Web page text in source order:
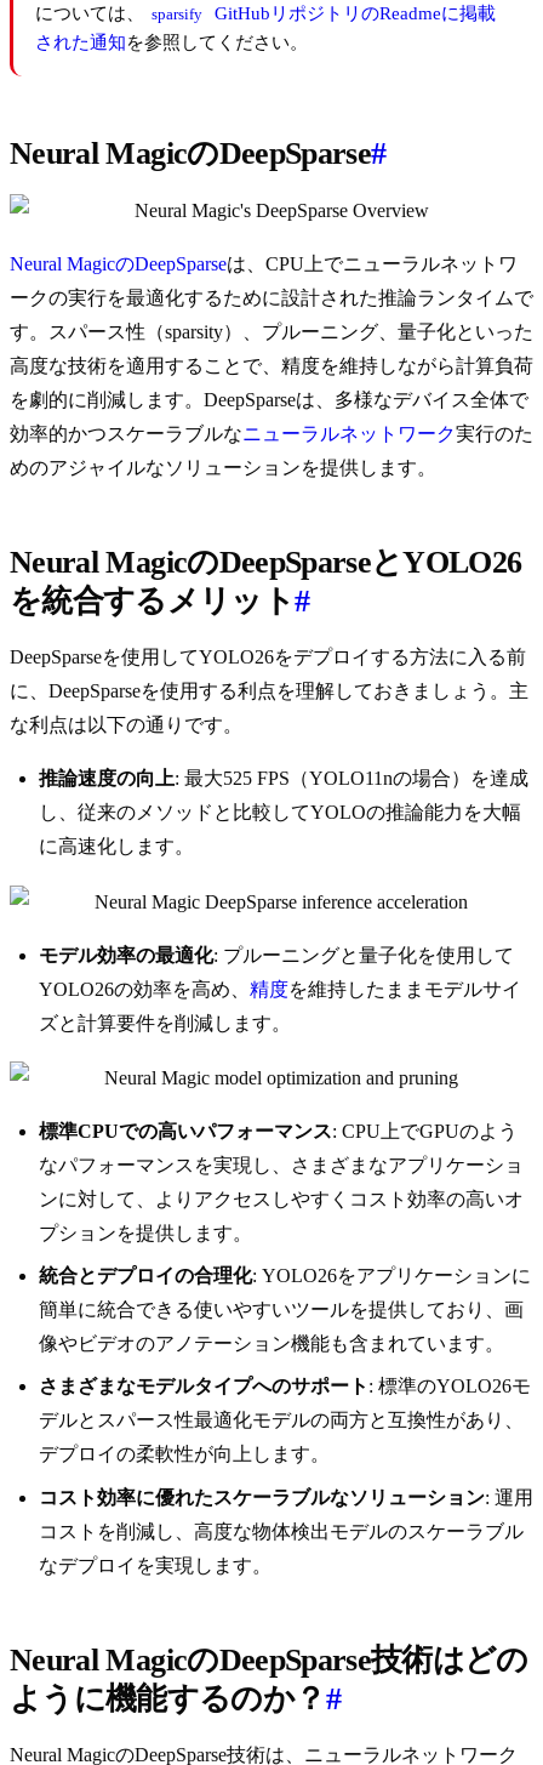
については、
sparsify
GitHubリポジトリのReadmeに掲載
された通知を参照してください。
Neural MagicのDeepSparse#
Neural MagicのDeepSparseは、CPU上でニューラルネットワ
ークの実行を最適化するために設計された推論ランタイムで
す。スパース性（sparsity）、プルーニング、量子化といった
高度な技術を適用することで、精度を維持しながら計算負荷
を劇的に削減します。DeepSparseは、多様なデバイス全体で
効率的かつスケーラブルなニューラルネットワーク実行のた
めのアジャイルなソリューションを提供します。
Neural MagicのDeepSparseとYOLO26
を統合するメリット#
DeepSparseを使用してYOLO26をデプロイする方法に入る前
に、DeepSparseを使用する利点を理解しておきましょう。主
な利点は以下の通りです。
推論速度の向上: 最大525 FPS（YOLO11nの場合）を達成
し、従来のメソッドと比較してYOLOの推論能力を大幅
に高速化します。
モデル効率の最適化: プルーニングと量子化を使用して
YOLO26の効率を高め、 精度を維持したままモデルサイ
ズと計算要件を削減します。
標準CPUでの高いパフォーマンス: CPU上でGPUのよう
なパフォーマンスを実現し、さまざまなアプリケーショ
ンに対して、よりアクセスしやすくコスト効率の高いオ
プションを提供します。
統合とデプロイの合理化: YOLO26をアプリケーションに
簡単に統合できる使いやすいツールを提供しており、画
像やビデオのアノテーション機能も含まれています。
さまざまなモデルタイプへのサポート : 標準のYOLO26モ
デルとスパース性最適化モデルの両方と互換性があり、
デプロイの柔軟性が向上します。
コスト効率に優れたスケーラブルなソリューション: 運用
コストを削減し、高度な物体検出モデルのスケーラブル
なデプロイを実現します。
Neural MagicのDeepSparse技術はどの
ように機能するのか？ #
Neural MagicのDeepSparse技術は、ニューラルネットワーク